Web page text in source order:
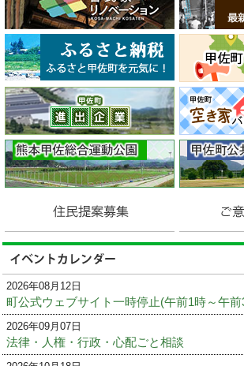
2026年08月12日
町公式ウェブサイト一時停止(午前1時～午前
2026年09月07日
法律・人権・行政・心配ごと相談